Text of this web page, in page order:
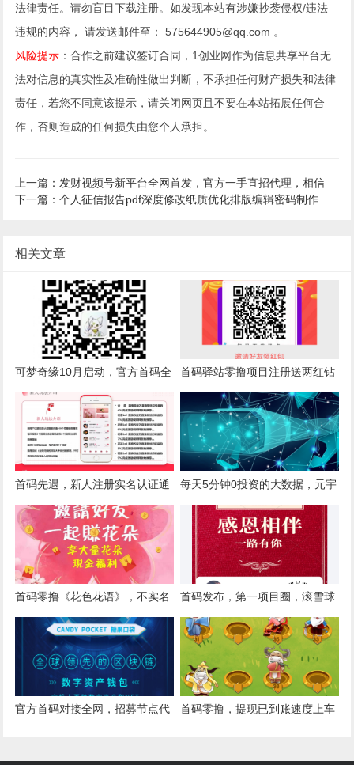
法律责任。请勿盲目下载注册。如发现本站有涉嫌抄袭侵权/违法
违规的内容， 请发送邮件至： 575644905@qq.com 。
风险提示 ：合作之前建议签订合同，1创业网作为信息共享平台无
法对信息的真实性及准确性做出判断，不承担任何财产损失和法律
责任，若您不同意该提示，请关闭网页且不要在本站拓展任何合
作，否则造成的任何损失由您个人承担。
上一篇：发财视频号新平台全网首发，官方一手直招代理，相信
下一篇：个人征信报告pdf深度修改纸质优化排版编辑密码制作
相关文章
可梦奇缘10月启动，官方首码全
网招募
首码驿站零撸项目注册送两红钻
每天分红
首码先遇，新人注册实名认证通
过送100的任务包卷轴+盲盒模式
每天5分钟0投资的大数据，元宇
宙平台。
首码零撸《花色花语》，不实名
不认证，花朵分红，注册就送一
花朵，一朵分0.5
首码发布，第一项目圈，滚雪球
模式释放变现也可以积分交易变
官方首码对接全网，招募节点代
首码零撸，提现已到账速度上车